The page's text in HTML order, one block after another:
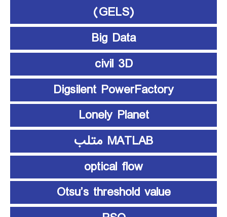
(GELS)
Big Data
civil 3D
Digsilent PowerFactory
Lonely Planet
MATLAB متلب
optical flow
Otsu’s threshold value